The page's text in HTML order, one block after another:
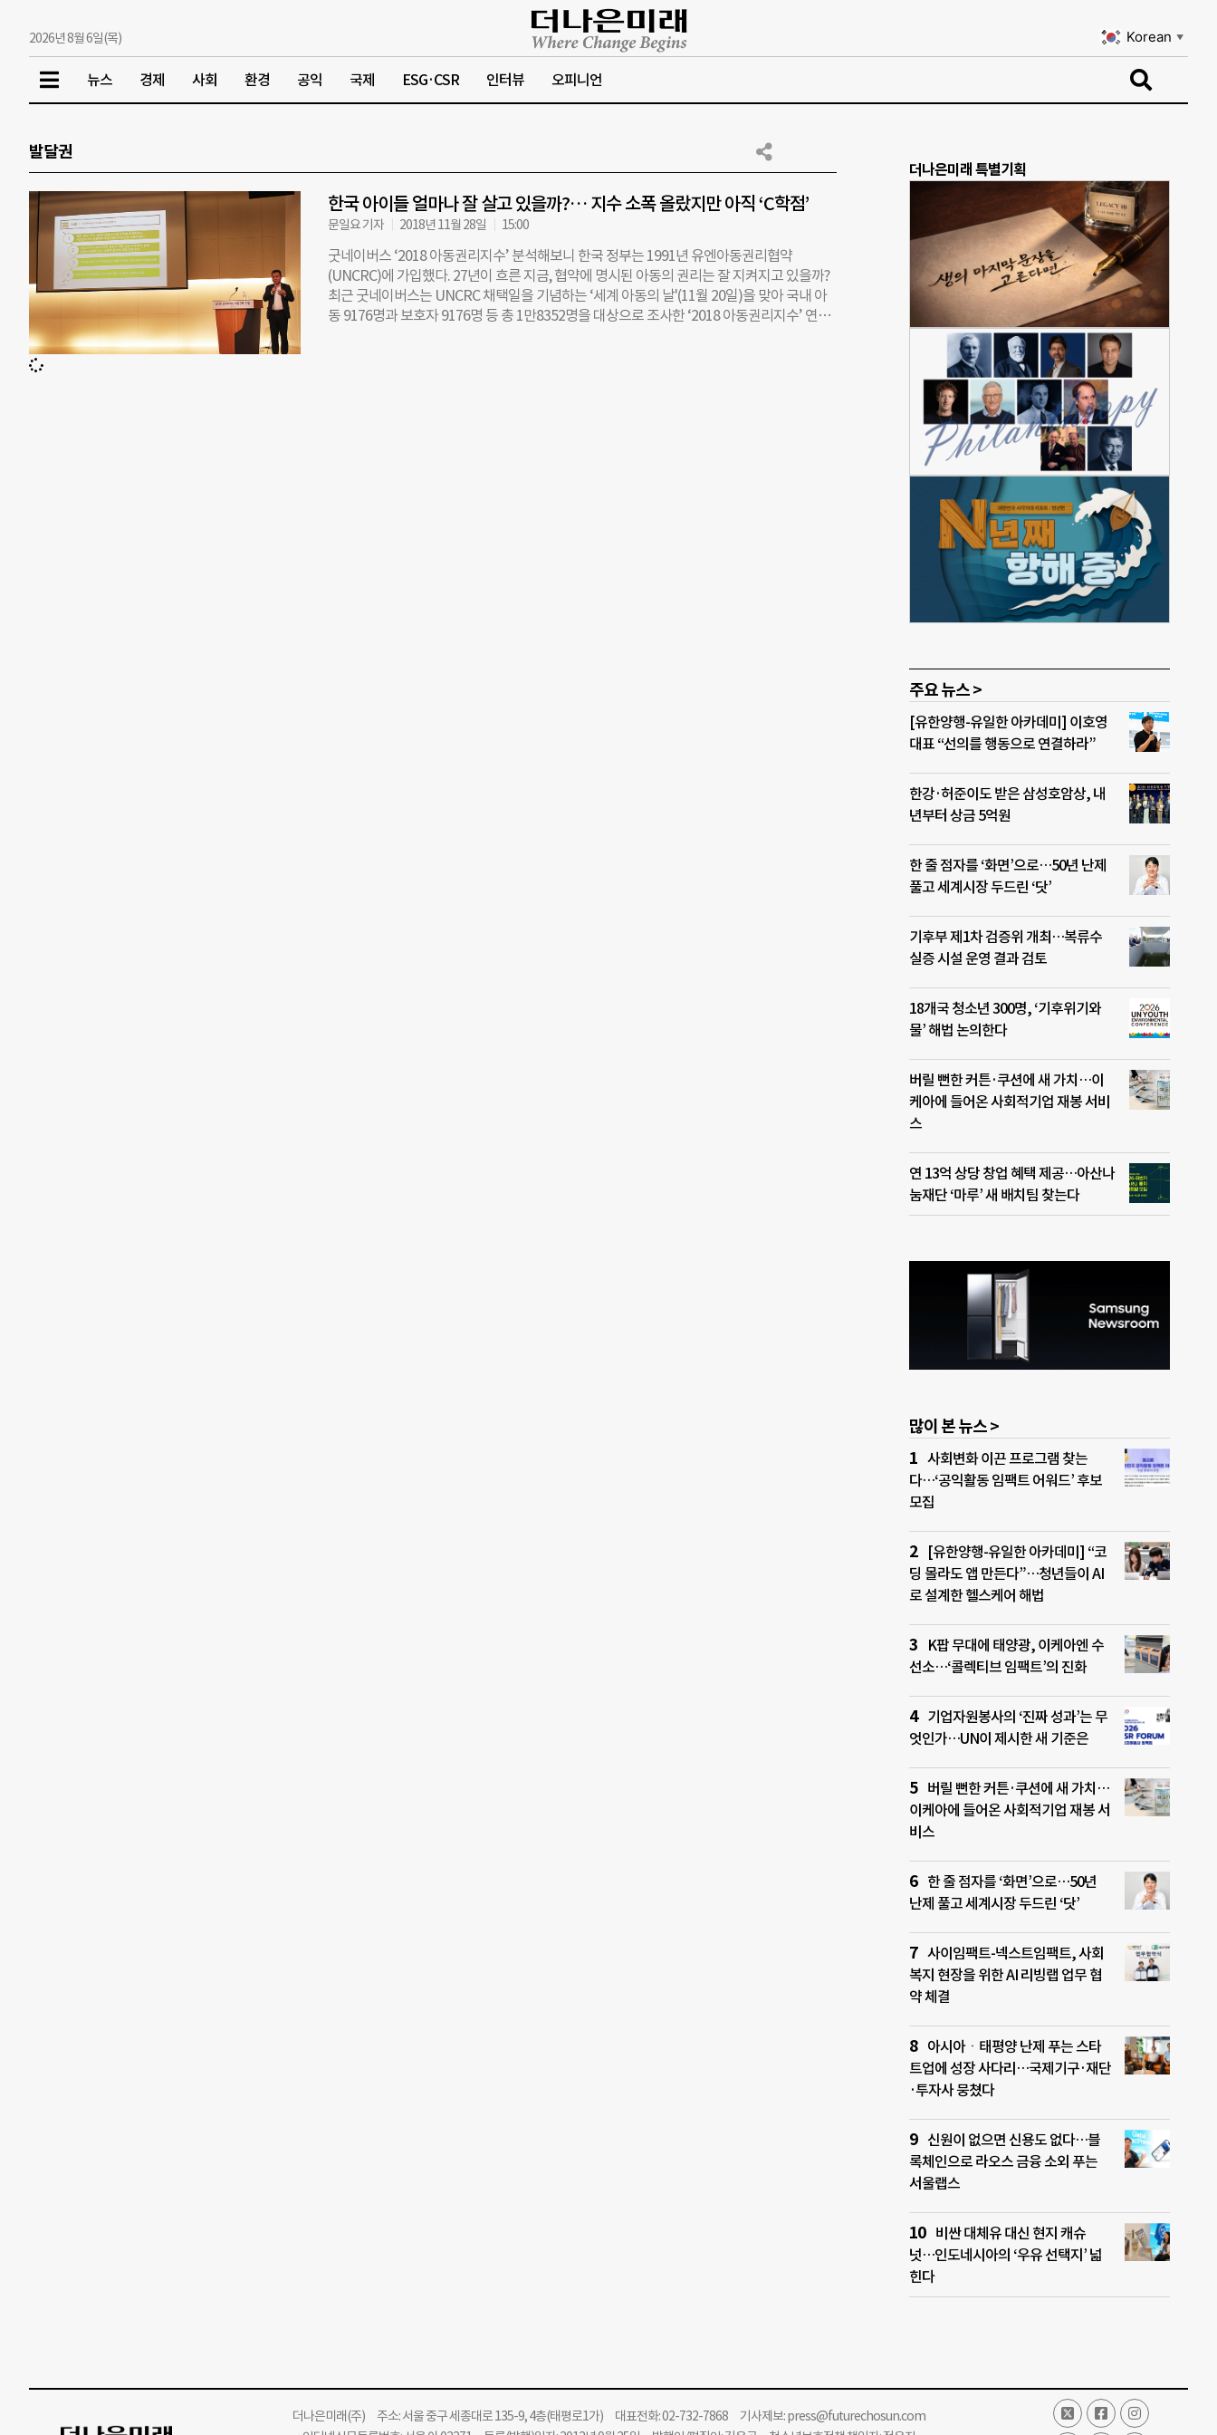
2026년 8월 6일(목) Korean ▼
뉴스 경제 사회 환경 공익 국제 ESG·CSR 인터뷰 오피니언
발달권
한국 아이들 얼마나 잘 살고 있을까?… 지수 소폭 올랐지만 아직 ‘C학점’
문일요 기자 2018년 11월 28일 15:00
굿네이버스 ‘2018 아동권리지수’ 분석해보니 한국 정부는 1991년 유엔아동권리협약
(UNCRC)에 가입했다. 27년이 흐른 지금, 협약에 명시된 아동의 권리는 잘 지켜지고 있을까?
최근 굿네이버스는 UNCRC 채택일을 기념하는 ‘세계 아동의 날'(11월 20일)을 맞아 국내 아
동 9176명과 보호자 9176명 등 총 1만8352명을 대상으로 조사한 ‘2018 아동권리지수’ 연구
더나은미래 특별기획
주요 뉴스 >
[유한양행-유일한 아카데미] 이호영
대표 “선의를 행동으로 연결하라”
한강·허준이도 받은 삼성호암상, 내
년부터 상금 5억원
한 줄 점자를 ‘화면’으로…50년 난제
풀고 세계시장 두드린 ‘닷’
기후부 제1차 검증위 개최…복류수
실증 시설 운영 결과 검토
18개국 청소년 300명, ‘기후위기와
물’ 해법 논의한다
버릴 뻔한 커튼·쿠션에 새 가치…이
케아에 들어온 사회적기업 재봉 서비
스
연 13억 상당 창업 혜택 제공…아산나
눔재단 ‘마루’ 새 배치팀 찾는다
많이 본 뉴스 >
사회변화 이끈 프로그램 찾는
다…‘공익활동 임팩트 어워드’ 후보
모집
[유한양행-유일한 아카데미] “코
딩 몰라도 앱 만든다”…청년들이 AI
로 설계한 헬스케어 해법
K팝 무대에 태양광, 이케아엔 수
선소…‘콜렉티브 임팩트’의 진화
기업자원봉사의 ‘진짜 성과’는 무
엇인가…UN이 제시한 새 기준은
버릴 뻔한 커튼·쿠션에 새 가치…
이케아에 들어온 사회적기업 재봉 서
비스
한 줄 점자를 ‘화면’으로…50년
난제 풀고 세계시장 두드린 ‘닷’
사이임팩트-넥스트임팩트, 사회
복지 현장을 위한 AI 리빙랩 업무 협
약 체결
아시아ㆍ태평양 난제 푸는 스타
트업에 성장 사다리…국제기구·재단
·투자사 뭉쳤다
신원이 없으면 신용도 없다…블
록체인으로 라오스 금융 소외 푸는
서울랩스
비싼 대체유 대신 현지 캐슈
넛…인도네시아의 ‘우유 선택지’ 넓
힌다
더나은미래(주)주소: 서울 중구 세종대로 135-9, 4층(태평로1가) 대표전화: 02-732-7868 기사제보:press@futurechosun.com